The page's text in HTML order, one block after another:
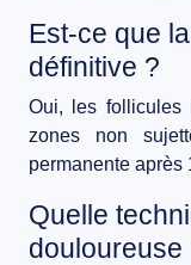
Est-ce que
définitive ?
Oui, les follicules
zones non
permanente après
Quelle
douloureuse